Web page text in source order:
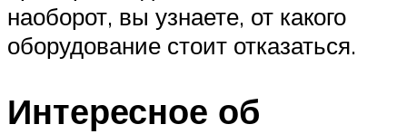
наоборот, вы узнаете, от какого
оборудование стоит отказаться.
Интересное об